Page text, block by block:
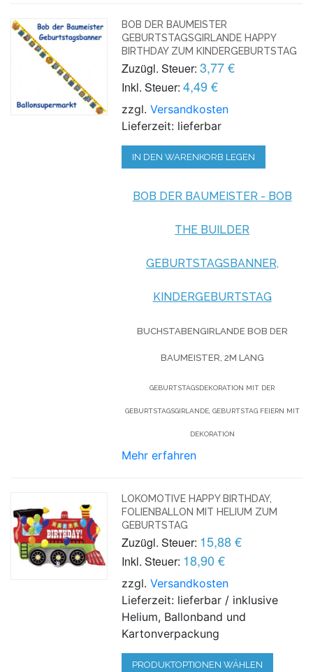
BOB DER BAUMEISTER
GEBURTSTAGSGIRLANDE HAPPY
BIRTHDAY ZUM KINDERGEBURTSTAG
Zuzügl. Steuer: 3,77 €
Inkl. Steuer: 4,49 €
zzgl.Versandkosten
Lieferzeit: lieferbar
IN DEN WARENKORB LEGEN
BOB DER BAUMEISTER - BOB
THE BUILDER
GEBURTSTAGSBANNER,
KINDERGEBURTSTAG
BUCHSTABENGIRLANDE BOB DER
BAUMEISTER, 2M LANG
GEBURTSTAGSDEKORATION MIT DER
GEBURTSTAGSGIRLANDE, GEBURTSTAG FEIERN MIT
DEKORATION
Mehr erfahren
LOKOMOTIVE HAPPY BIRTHDAY,
FOLIENBALLON MIT HELIUM ZUM
GEBURTSTAG
Zuzügl. Steuer: 15,88 €
Inkl. Steuer: 18,90 €
zzgl.Versandkosten
Lieferzeit: lieferbar / inklusive
Helium, Ballonband und
Kartonverpackung
PRODUKTOPTIONEN WÄHLEN